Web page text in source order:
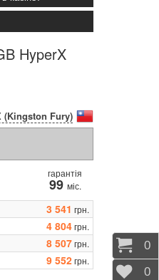
HyperX
(Kingston Fury)
гарантія
99 міс.
3 541 грн.
4 804грн.
8 507грн.
9 552грн.
0
0